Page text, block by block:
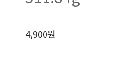
4,900원